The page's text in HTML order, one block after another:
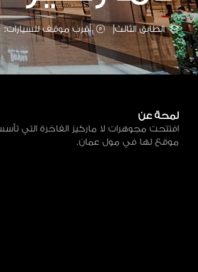
الطابق الثالث| أقرب موقف للسيارات: GATE B
لمحة عن
موقع لها في مول عمان.